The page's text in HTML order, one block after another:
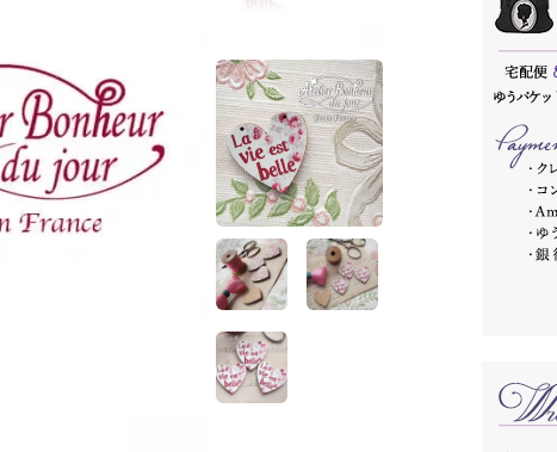
ホーム
>
森ガール 雑貨
ホーム
> フランス 雑貨